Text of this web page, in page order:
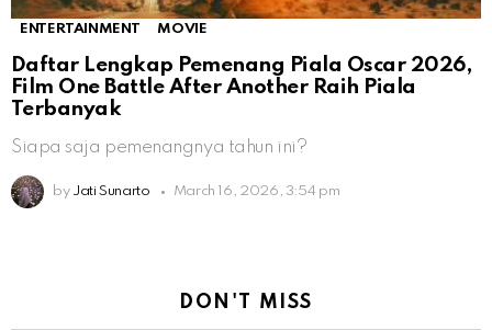
ENTERTAINMENT MOVIE
Daftar Lengkap Pemenang Piala Oscar 2026,
Film One Battle After Another Raih Piala
Terbanyak
Siapa saja pemenangnya tahun ini?
by Jati Sunarto March 16, 2026, 3:54 pm
DON'T MISS